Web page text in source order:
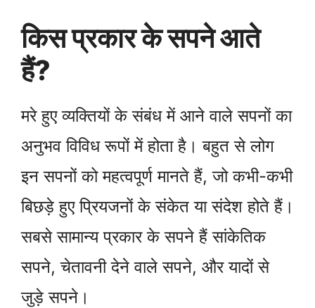
किस प्रकार के सपने आते
हैं?
मरे हुए व्यक्तियों के संबंध में आने वाले सपनों का
अनुभव विविध रूपों में होता है। बहुत से लोग
इन सपनों को महत्वपूर्ण मानते हैं, जो कभी-कभी
बिछड़े हुए प्रियजनों के संकेत या संदेश होते हैं।
सबसे सामान्य प्रकार के सपने हैं सांकेतिक
सपने, चेतावनी देने वाले सपने, और यादों से
जुड़े सपने।